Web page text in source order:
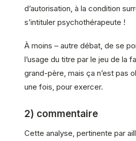
d’autorisation, à la condition
s’intituler psychothérapeute !
À moins – autre débat, de se
l’usage du titre par le jeu de la
grand-père, mais ça n’est pas
une fois, pour exercer.
2) commentaire
Cette analyse, pertinente par